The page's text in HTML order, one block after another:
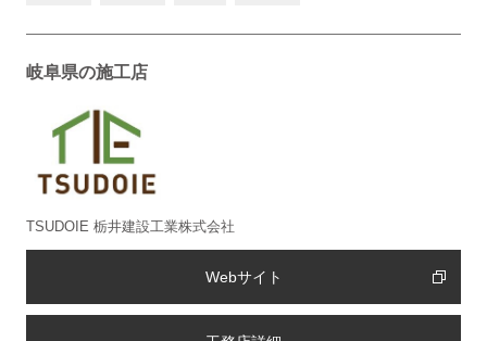
岐阜県の施工店
TSUDOIE 栃井建設工業株式会社
Webサイト